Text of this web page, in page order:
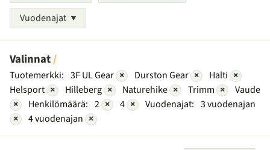
Vuodenajat
Valinnat
Tuotemerkki: 3F UL Gear × Durston Gear × Halti ×
Helsport × Hilleberg × Naturehike × Trimm ×
Vaude
×
Henkilömäärä: 2 × 4 × Vuodenajat: 3 vuodenajan
×
4 vuodenajan ×